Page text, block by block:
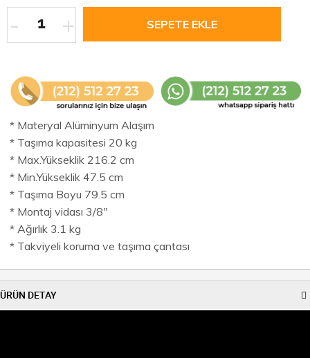
+
-
* Materyal Alüminyum Alaşım
* Taşıma kapasitesi 20 kg
* Max.Yükseklik 216.2 cm
* Min.Yükseklik 47.5 cm
* Taşıma Boyu 79.5 cm
* Montaj vidası 3/8"
* Ağırlık 3.1 kg
* Takviyeli koruma ve taşıma çantası
ÜRÜN DETAY